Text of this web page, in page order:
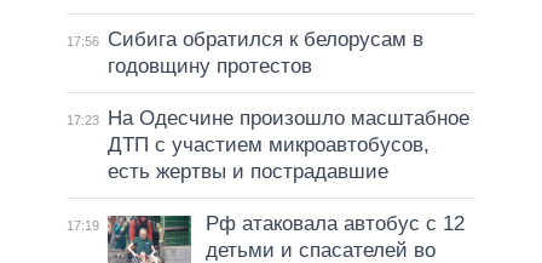
17:56
Сибига обратился к белорусам в
годовщину протестов
17:23
На Одесчине произошло масштабное
ДТП с участием микроавтобусов,
есть жертвы и пострадавшие
17:19
Рф атаковала автобус с 12
детьми и спасателей во